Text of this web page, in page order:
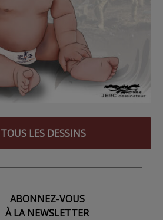
LES DESSINS
ABONNEZ-VOUS
À LA NEWSLETTER